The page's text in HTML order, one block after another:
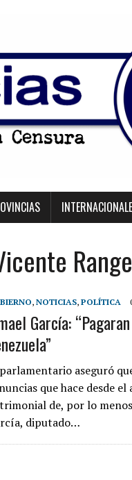
, NOTICIAS, POLÍTICA
García:
aseguró
que hace desde
de, por lo
diputado…